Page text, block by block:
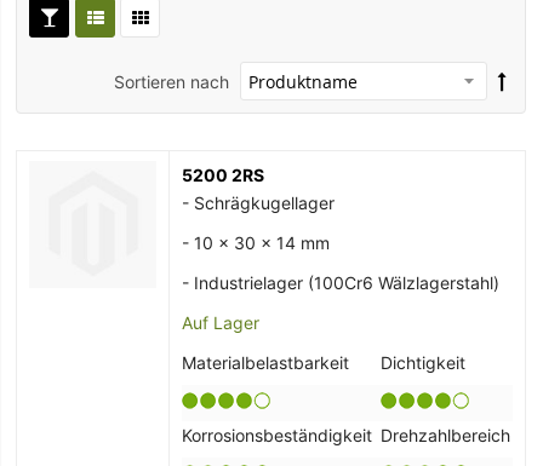
Sortieren nach
5200 2RS
- Schrägkugellager
- 10 x 30 x 14 mm
- Industrielager (100Cr6 Wälzlagerstahl)
Auf Lager
Materialbelastbarkeit
Dichtigkeit
Korrosionsbeständigkeit Drehzahlbereich